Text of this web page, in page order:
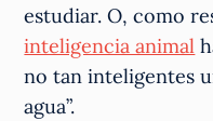
estudiar. O, como
inteligencia animal
no tan inteligentes
agua”.